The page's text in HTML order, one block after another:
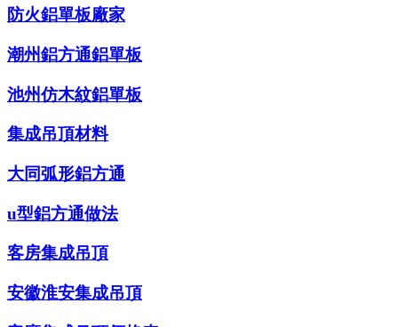
防火鋁單板廠家
潮州鋁方通鋁單板
池州仿木紋鋁單板
集成吊頂材料
大同弧形鋁方通
u型鋁方通做法
客房集成吊頂
安徽淮安集成吊頂